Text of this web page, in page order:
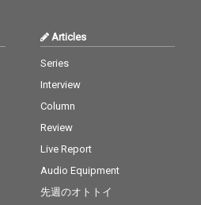
Articles
Series
Interview
Column
Review
Live Report
Audio Equipment
先週のオトトイ